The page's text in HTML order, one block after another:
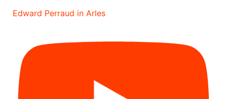
Edward Perraud in Arles